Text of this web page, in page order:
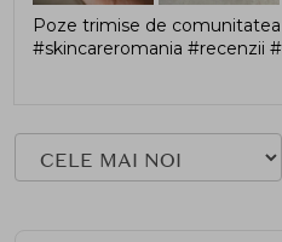
Poze trimise de
#skincareromania #recenzii